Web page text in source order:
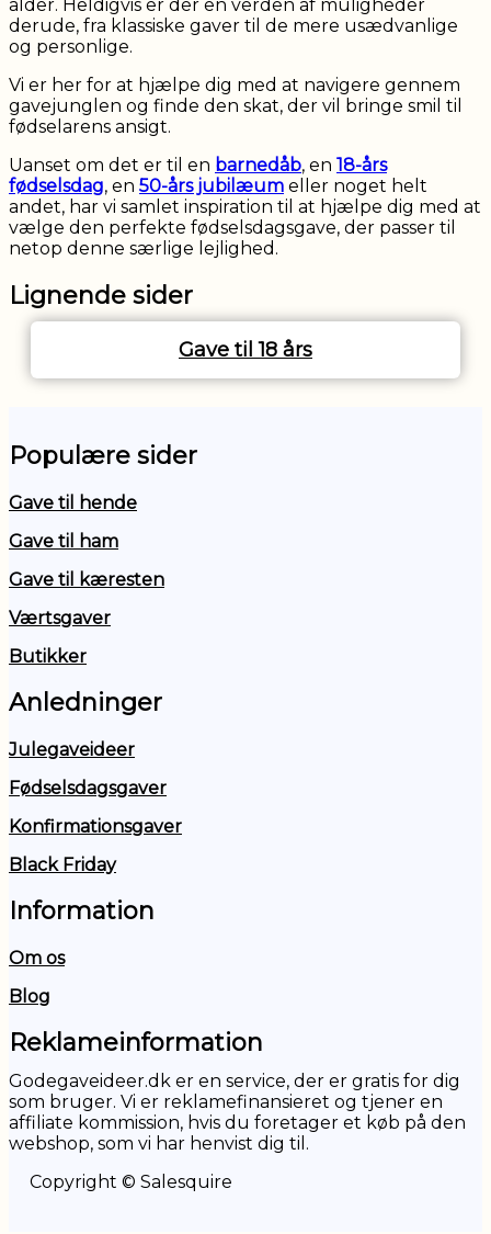
alder. Heldigvis er der en verden af muligheder
derude, fra klassiske gaver til de mere usædvanlige
og personlige.
Vi er her for at hjælpe dig med at navigere gennem
gavejunglen og finde den skat, der vil bringe smil til
fødselarens ansigt.
Uanset om det er til en barnedåb, en 18-års
fødselsdag, en 50-års jubilæum eller noget helt
andet, har vi samlet inspiration til at hjælpe dig med at
vælge den perfekte fødselsdagsgave, der passer til
netop denne særlige lejlighed.
Lignende sider
Gave til 18 års
Populære sider
Gave til hende
Gave til ham
Gave til kæresten
Værtsgaver
Butikker
Anledninger
Julegaveideer
Fødselsdagsgaver
Konfirmationsgaver
Black Friday
Information
Om os
Blog
Reklameinformation
Godegaveideer.dk er en service, der er gratis for dig
som bruger. Vi er reklamefinansieret og tjener en
affiliate kommission, hvis du foretager et køb på den
webshop, som vi har henvist dig til.
Copyright © Salesquire